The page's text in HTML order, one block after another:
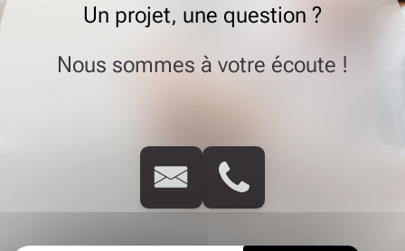
Un projet, une question ?
Nous sommes à votre écoute !